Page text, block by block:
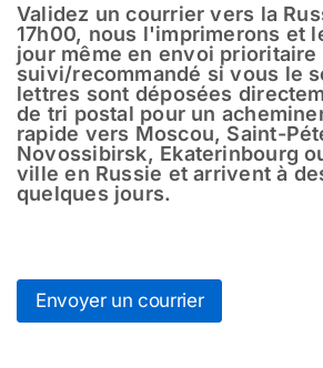
Validez un courrier vers la
17h00, nous l'imprimerons et
jour même en envoi prioritaire
suivi/recommandé si vous le
lettres sont déposées
de tri postal pour un
rapide vers Moscou, Saint-
Novossibirsk, Ekaterinbourg
ville en Russie et arrivent à
quelques jours.
Envoyer un courrier